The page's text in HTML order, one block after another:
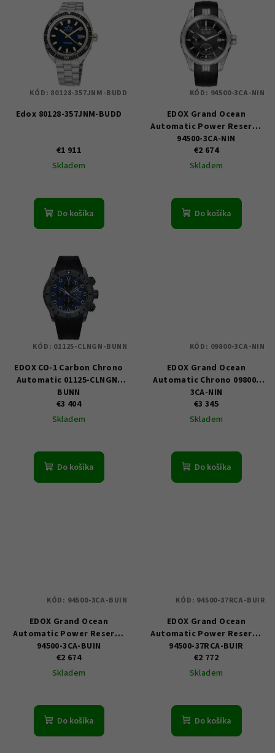
Edox 80128-357JNM-BUDD
€1 911
Skladem
Do košíka
KÓD: 80128-357JNM-BUDD
EDOX Grand Ocean
Automatic Power Reserve
94500-3CA-NIN
€2 674
Skladem
Do košíka
KÓD: 94500-3CA-NIN
EDOX CO-1 Carbon Chrono
Automatic 01125-CLNGN-
BUNN
€3 404
Skladem
Do košíka
KÓD: 01125-CLNGN-BUNN
EDOX Grand Ocean
Automatic Chrono 09800-
3CA-NIN
€3 345
Skladem
Do košíka
KÓD: 09800-3CA-NIN
EDOX Grand Ocean
Automatic Power Reserve
94500-3CA-BUIN
€2 674
Skladem
Do košíka
KÓD: 94500-3CA-BUIN
EDOX Grand Ocean
Automatic Power Reserve
94500-37RCA-BUIR
€2 772
Skladem
Do košíka
KÓD: 94500-37RCA-BUIR